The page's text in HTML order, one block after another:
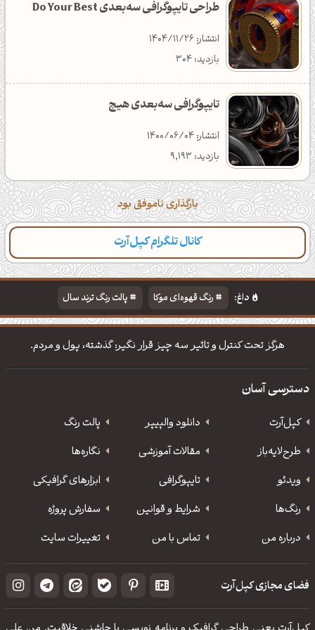
طراحی تایپوگرافی سه‌بعدی Do Your Best
انتشار: 1404/11/26
بازدید: 304
تایپوگرافی سه‌بعدی هیچ
انتشار: 1400/06/04
بازدید: 9,193
بارگذاری ناموفق بود
کانال تلگرام کپل‌آرت
داغ: رنگ قهوه‌ای موکا
پالت رنگ ترند سال
دانلود والپیپر مذهبی
تایپوگرافی شعر مولانا
هرگز تحت کنترل و تاثیر سه چیز قرار نگیر: گذشته، پول و مردم.
دسترسی آسان
کپل‌آرت دانلود‌ والپیپر
پالت رنگ
طرح‌لایه‌باز
مقالات آموزشی
نگاره‌ها
ویدئو
‌تایپوگرافی
ابزارهای گرافیکی
رنگ‌ها
شرایط و قوانین
سفارش پروژه
درباره من
تماس با من تغییرات سایت
فضای مجازی کپل‌آرت